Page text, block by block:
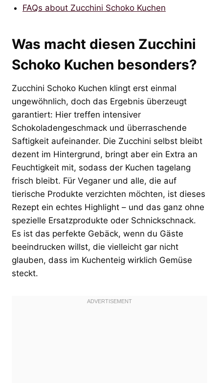
FAQs about Zucchini Schoko Kuchen
Was macht diesen Zucchini
Schoko Kuchen besonders?
Zucchini Schoko Kuchen klingt erst einmal
ungewöhnlich, doch das Ergebnis überzeugt
garantiert: Hier treffen intensiver
Schokoladengeschmack und überraschende
Saftigkeit aufeinander. Die Zucchini selbst bleibt
dezent im Hintergrund, bringt aber ein Extra an
Feuchtigkeit mit, sodass der Kuchen tagelang
frisch bleibt. Für Veganer und alle, die auf
tierische Produkte verzichten möchten, ist dieses
Rezept ein echtes Highlight – und das ganz ohne
spezielle Ersatzprodukte oder Schnickschnack.
Es ist das perfekte Gebäck, wenn du Gäste
beeindrucken willst, die vielleicht gar nicht
glauben, dass im Kuchenteig wirklich Gemüse
steckt.